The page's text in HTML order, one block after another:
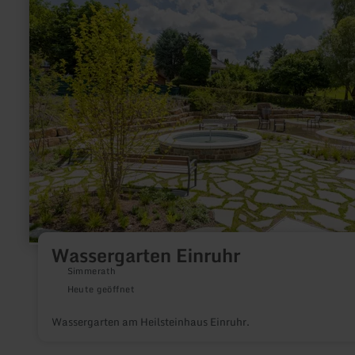
Wassergarten Einruhr
Simmerath
Heute geöffnet
Wassergarten am Heilsteinhaus Einruhr.
erfahren
zu:
Wassergarten
Einruhr